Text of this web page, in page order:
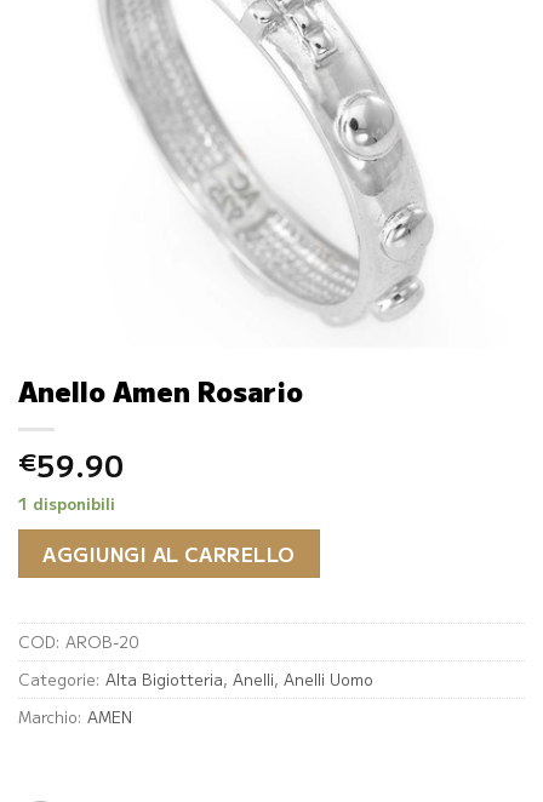
Anello Amen Rosario
€59.90
1 disponibili
AGGIUNGI AL CARRELLO
COD: AROB-20
Categorie: Alta Bigiotteria, Anelli, Anelli Uomo
Marchio: AMEN